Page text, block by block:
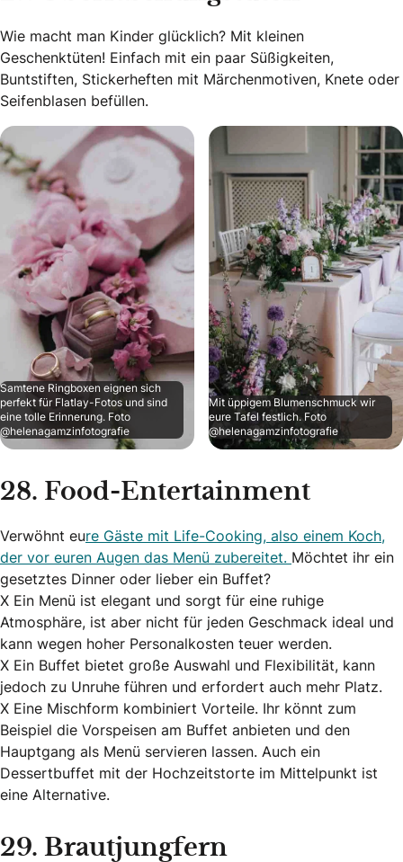
Wie macht man Kinder glücklich? Mit kleinen
Geschenktüten! Einfach mit ein paar Süßigkeiten,
Buntstiften, Stickerheften mit Märchenmotiven, Knete oder
Seifenblasen befüllen.
Samtene Ringboxen eignen sich
perfekt für Flatlay-Fotos und sind
eine tolle Erinnerung. Foto
@helenagamzinfotografie
Mit üppigem Blumenschmuck wir
eure Tafel festlich. Foto
@helenagamzinfotografie
28. Food-Entertainment
Verwöhnt eure Gäste mit Life-Cooking, also einem Koch,
der vor euren Augen das Menü zubereitet. Möchtet ihr ein
gesetztes Dinner oder lieber ein Buffet?
X Ein Menü ist elegant und sorgt für eine ruhige
Atmosphäre, ist aber nicht für jeden Geschmack ideal und
kann wegen hoher Personalkosten teuer werden.
X Ein Buffet bietet große Auswahl und Flexibilität, kann
jedoch zu Unruhe führen und erfordert auch mehr Platz.
X Eine Mischform kombiniert Vorteile. Ihr könnt zum
Beispiel die Vorspeisen am Buffet anbieten und den
Hauptgang als Menü servieren lassen. Auch ein
Dessertbuffet mit der Hochzeitstorte im Mittelpunkt ist
eine Alternative.
29. Brautjungfern